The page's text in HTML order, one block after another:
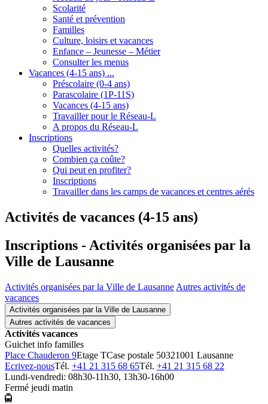
Scolarité
Santé et prévention
Familles
Culture, loisirs et vacances
Enfance – Jeunesse – Métier
Consulter les menus
Vacances (4-15 ans) ...
Préscolaire (0-4 ans)
Parascolaire (1P-11S)
Vacances (4-15 ans)
Travailler pour le Réseau-L
A propos du Réseau-L
Inscriptions
Quelles activités?
Combien ça coûte?
Qui peut en profiter?
Inscriptions
Travailler dans les camps de vacances et centres aérés
Activités de vacances (4-15 ans)
Inscriptions - Activités organisées par la
Ville de Lausanne
Activités organisées par la Ville de Lausanne Autres activités de
vacances
Activités organisées par la Ville de Lausanne
Autres activités de vacances
Activités vacances
Guichet info familles
Place Chauderon 9Etage TCase postale 50321001 Lausanne
Ecrivez-nousTél. +41 21 315 68 65Tél. +41 21 315 68 22
Lundi-vendredi: 08h30-11h30, 13h30-16h00
Fermé jeudi matin